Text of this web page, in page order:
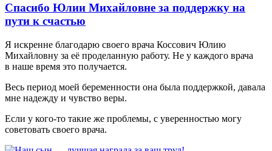
Спасибо Юлии Михайловне за поддержку на
пути к счастью
Я искренне благодарю своего врача Коссович Юлию
Михайловну за её проделанную работу. Не у каждого врача
в наше время это получается.
Весь период моей беременности она была поддержкой, давала
мне надежду и чувство веры.
Если у кого-то такие же проблемы, с уверенностью могу
советовать своего врача.